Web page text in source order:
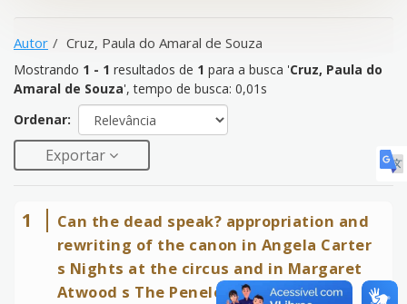
Autor Cruz, Paula do Amaral de Souza
Mostrando 1 - 1 resultados de 1 para a busca 'Cruz, Paula do
Amaral de Souza', tempo de busca: 0,01s
Ordenar:
Exportar
1
Can the dead speak? appropriation and
rewriting of the canon in Angela Carter
s Nights at the circus and in Margaret
Atwood s The Penelopiad